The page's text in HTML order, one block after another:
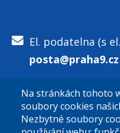
El. podatelna (s
posta@praha9.cz
El. podatelna
Na stránkách tohoto
soubory cookies
Nezbytné soubory